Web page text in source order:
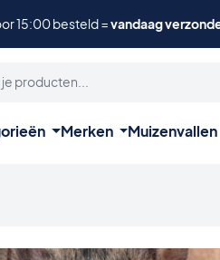
15:00 besteld =vandaag
Merken Muizenvallen